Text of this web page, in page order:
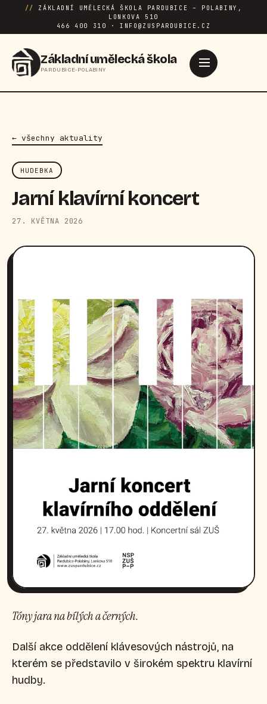
//
ZÁKLADNÍ UMĚLECKÁ ŠKOLA PARDUBICE – POLABINY,
LONKOVA 510
466 400 310 · INFO@ZUSPARDUBICE.CZ
Základní umělecká škola
PARDUBICE-POLABINY
← všechny aktuality
HUDEBKA
Jarní klavírní koncert
27. KVĚTNA 2026
Tóny jara na bílých a černých.
Další akce oddělení klávesových nástrojů, na
kterém se představilo v širokém spektru klavírní
hudby.